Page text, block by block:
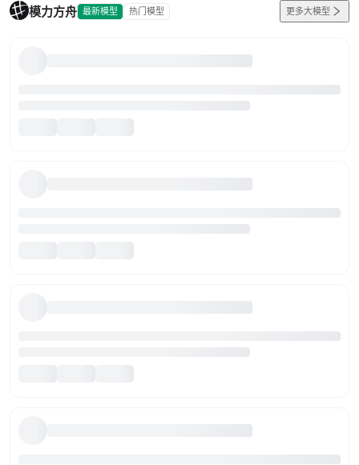
模力方舟 最新模型 热门模型 更多大模型